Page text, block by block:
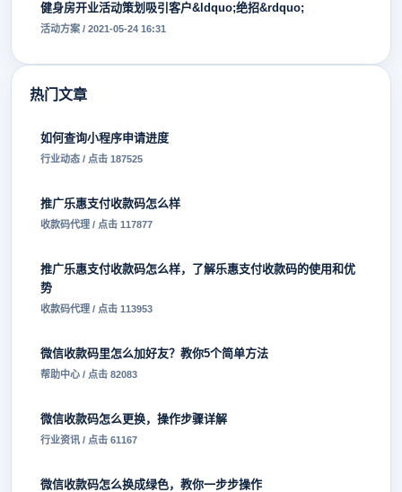
健身房开业活动策划吸引客户&ldquo;绝招&rdquo;
活动方案 / 2021-05-24 16:31
热门文章
如何查询小程序申请进度
行业动态 / 点击 187525
推广乐惠支付收款码怎么样
收款码代理 / 点击 117877
推广乐惠支付收款码怎么样，了解乐惠支付收款码的使用和优
势
收款码代理 / 点击 113953
微信收款码里怎么加好友？教你5个简单方法
帮助中心 / 点击 82083
微信收款码怎么更换，操作步骤详解
行业资讯 / 点击 61167
微信收款码怎么换成绿色，教你一步步操作